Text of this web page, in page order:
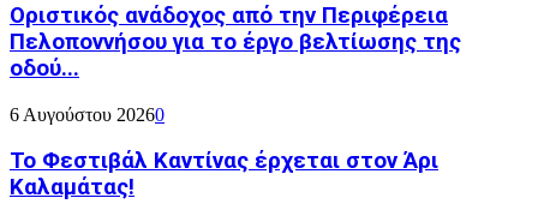
Οριστικός ανάδοχος από την Περιφέρεια
Πελοποννήσου για το έργο βελτίωσης της
οδού...
6 Αυγούστου 20260
Το Φεστιβάλ Καντίνας έρχεται στον Άρι
Καλαμάτας!